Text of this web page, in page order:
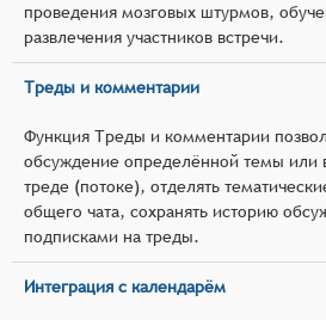
проведения мозговых штурмов,
развлечения участников встречи.
Треды и комментарии
Функция Треды и комментарии
обсуждение определённой темы или
треде (потоке), отделять
общего чата, сохранять историю
подписками на треды.
Интеграция с календарём